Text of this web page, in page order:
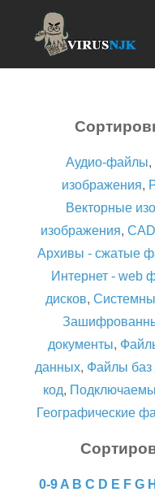
Аудио-файлы,
изображения,
Векторные
изображения,
Архивы - сжатые
Интернет - web
дисков,
документы,
данных, Файлы баз
код,
Географические
0-9 A B C D E F G H